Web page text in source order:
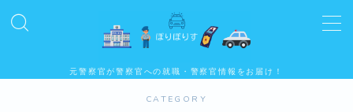
元警察官が警察官への就職・警察官情報をお届け！
CATEGORY